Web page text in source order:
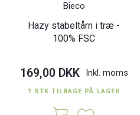
Bieco
Hazy stabeltårn i træ -
100% FSC
169,00 DKK Inkl. moms
1 STK TILBAGE PÅ LAGER